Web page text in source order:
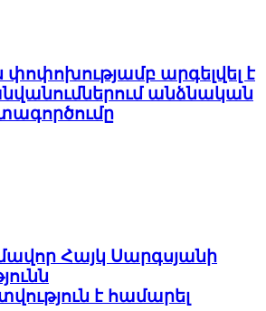
արգելվել է
անձնական
Հայկ Սարգսյանի
է համարել